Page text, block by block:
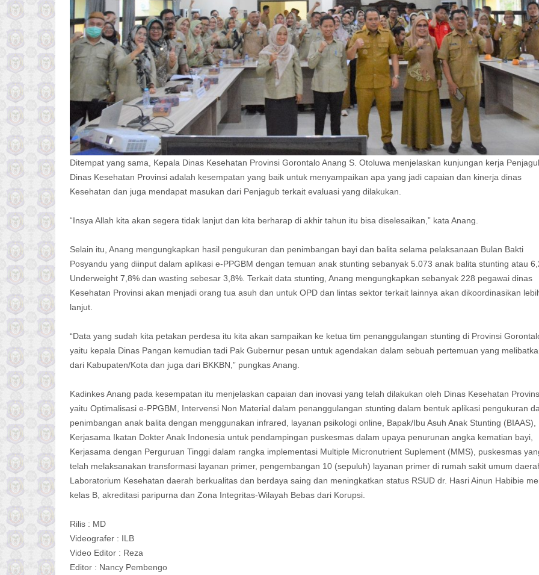
Ditempat yang sama, Kepala Dinas Kesehatan Provinsi Gorontalo Anang S. Otoluwa menjelaskan kunjungan kerja
Dinas Kesehatan Provinsi adalah kesempatan yang baik untuk menyampaikan apa yang jadi capaian dan kinerja dinas
Kesehatan dan juga mendapat masukan dari Penjagub terkait evaluasi yang dilakukan.
“Insya Allah kita akan segera tidak lanjut dan kita berharap di akhir tahun itu bisa diselesaikan,” kata Anang.
Selain itu, Anang mengungkapkan hasil pengukuran dan penimbangan bayi dan balita selama pelaksanaan Bulan Bakti
Posyandu yang diinput dalam aplikasi e-PPGBM dengan temuan anak stunting sebanyak 5.073 anak balita stunting atau
Underweight 7,8% dan wasting sebesar 3,8%. Terkait data stunting, Anang mengungkapkan sebanyak 228 pegawai dinas
Kesehatan Provinsi akan menjadi orang tua asuh dan untuk OPD dan lintas sektor terkait lainnya akan dikoordinasikan
lanjut.
“Data yang sudah kita petakan perdesa itu kita akan sampaikan ke ketua tim penanggulangan stunting di Provinsi
yaitu kepala Dinas Pangan kemudian tadi Pak Gubernur pesan untuk agendakan dalam sebuah pertemuan yang
dari Kabupaten/Kota dan juga dari BKKBN,” pungkas Anang.
Kadinkes Anang pada kesempatan itu menjelaskan capaian dan inovasi yang telah dilakukan oleh Dinas Kesehatan
yaitu Optimalisasi e-PPGBM, Intervensi Non Material dalam penanggulangan stunting dalam bentuk aplikasi pengukuran
penimbangan anak balita dengan menggunakan infrared, layanan psikologi online, Bapak/Ibu Asuh Anak Stunting (BIAAS),
Kerjasama Ikatan Dokter Anak Indonesia untuk pendampingan puskesmas dalam upaya penurunan angka kematian bayi,
Kerjasama dengan Perguruan Tinggi dalam rangka implementasi Multiple Micronutrient Suplement (MMS), puskesmas
telah melaksanakan transformasi layanan primer, pengembangan 10 (sepuluh) layanan primer di rumah sakit umum
Laboratorium Kesehatan daerah berkualitas dan berdaya saing dan meningkatkan status RSUD dr. Hasri Ainun Habibie
kelas B, akreditasi paripurna dan Zona Integritas-Wilayah Bebas dari Korupsi.
Rilis : MD
Videografer : ILB
Video Editor : Reza
Editor : Nancy Pembengo